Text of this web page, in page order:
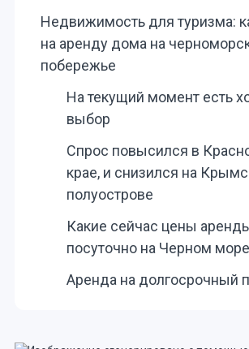
Недвижимость для туризма:
на аренду дома на
побережье
На текущий момент есть
выбор
Спрос повысился в
крае, и снизился на
полуострове
Какие сейчас цены
посуточно на Черном
Аренда на долгосрочный